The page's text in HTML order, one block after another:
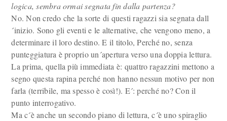
logica, sembra ormai segnata fin dalla partenza?
No. Non credo che la sorte di questi ragazzi sia segnata dall
´inizio. Sono gli eventi e le alternative, che vengono meno, a
determinare il loro destino. E il titolo, Perché no, senza
punteggiatura è proprio un´apertura verso una doppia lettura.
La prima, quella più immediata è: quattro ragazzini mettono a
segno questa rapina perché non hanno nessun motivo per non
farla (terribile, ma spesso è così!). E´: perché no? Con il
punto interrogativo.
Ma c´è anche un secondo piano di lettura, c´è uno spiraglio